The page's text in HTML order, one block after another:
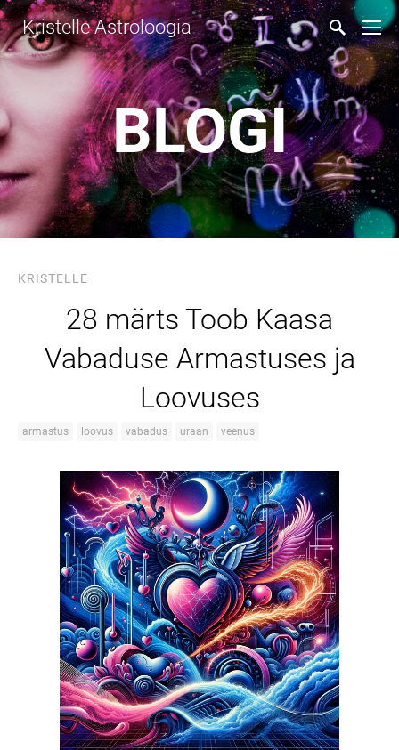
Kristelle Astroloogia
BLOGI
KRISTELLE
28 märts Toob Kaasa
Vabaduse Armastuses ja
Loovuses
armastus loovus vabadus uraan veenus